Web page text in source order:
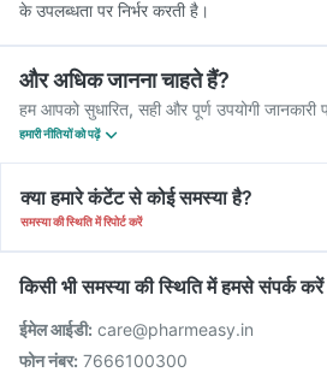
के उपलब्धता पर निर्भर करती है।
और अधिक जानना चाहते हैं?
हम आपको सुधारित, सही और पूर्ण उपयोगी जानकारी
हमारी नीतियों को पढ़ें
क्या हमारे कंटेंट से कोई समस्या है?
समस्या की स्थिति में रिपोर्ट करें
किसी भी समस्या की स्थिति में हमसे संपर्क करें
ईमेल आईडी: care@pharmeasy.in
फोन नंबर: 7666100300